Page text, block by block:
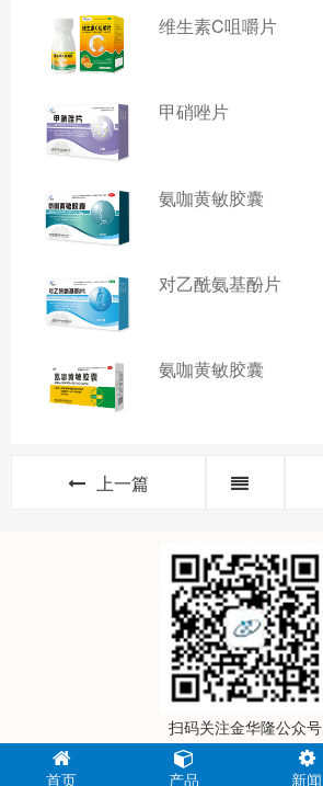
维生素C咀嚼片
甲硝唑片
氨咖黄敏胶囊
对乙酰氨基酚片
氨咖黄敏胶囊
上一篇
扫码关注金华隆公众号
Copyright© 河南金华隆制药有限公司 All
豫ICP备2023006019号 《互联网药品信息服务资
首页 产品 新闻